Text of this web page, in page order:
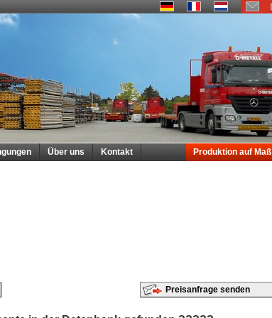
Über uns Kontakt Produktion auf Maß
Preisanfrage senden